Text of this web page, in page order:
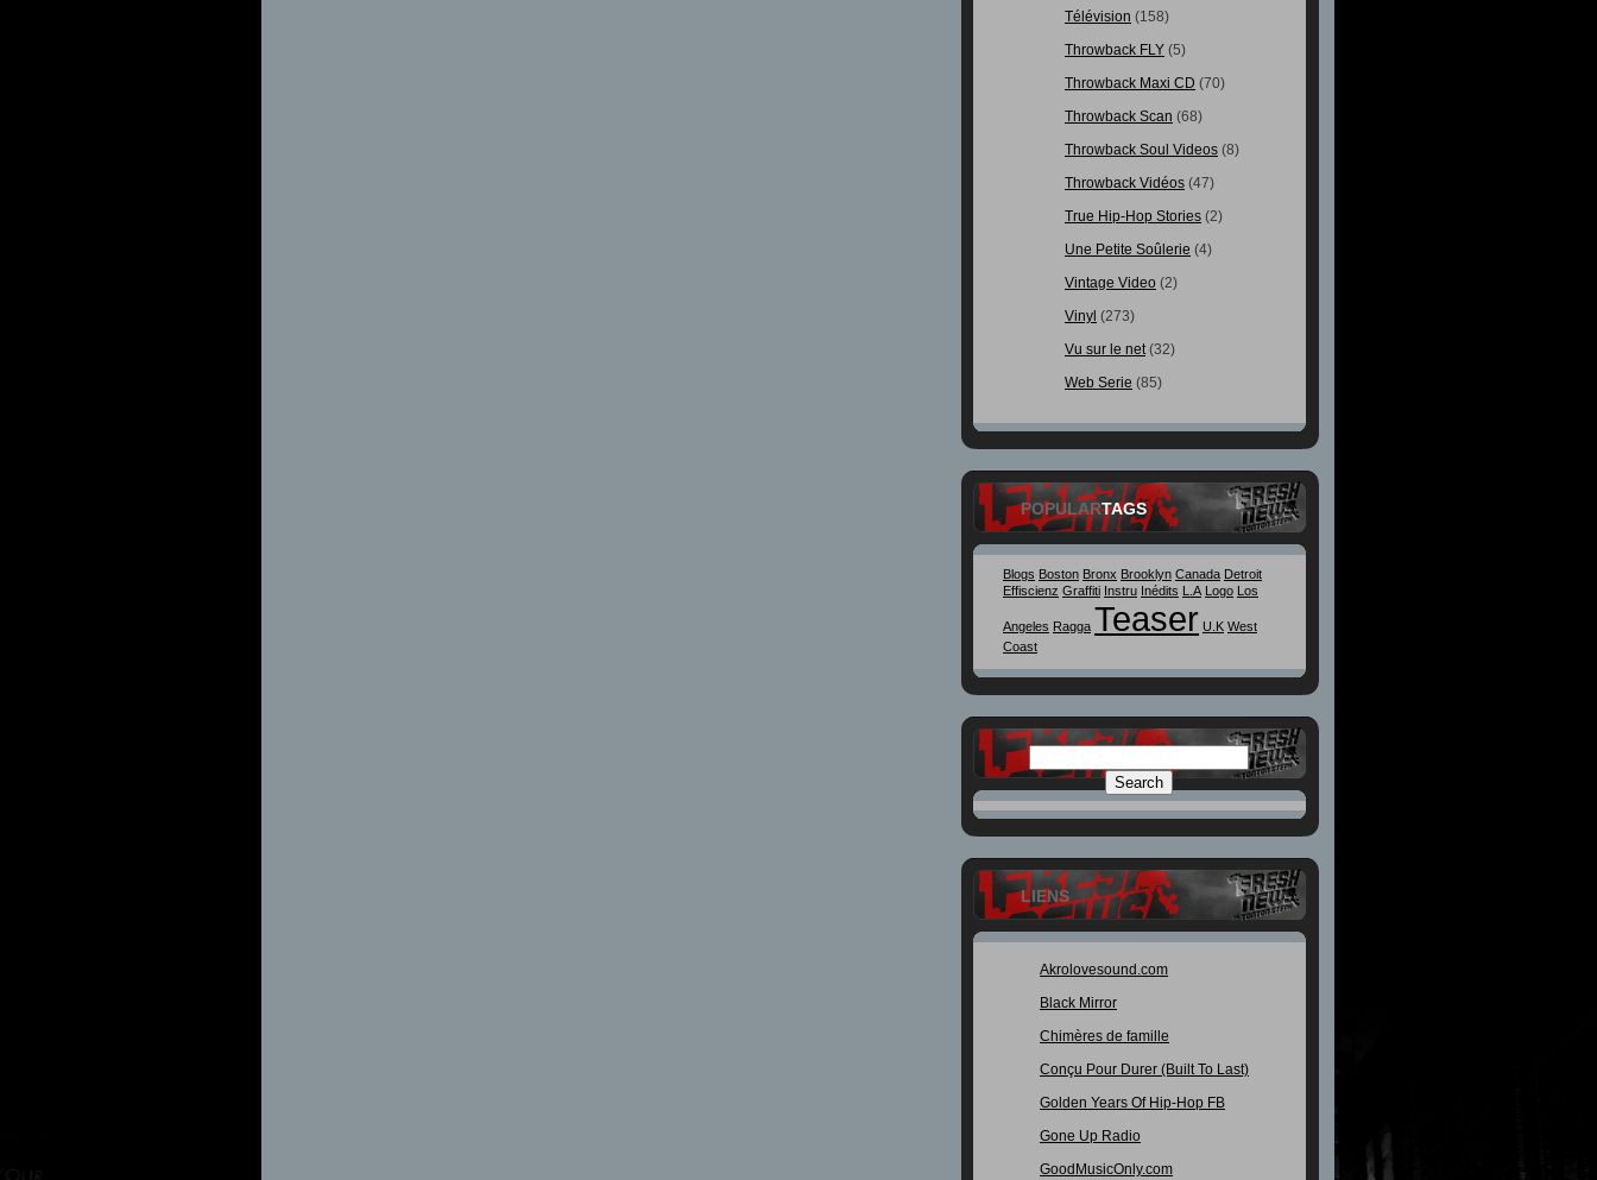
Télévision (158)
Throwback FLY (5)
Throwback Maxi CD (70)
Throwback Scan (68)
Throwback Soul Videos (8)
Throwback Vidéos (47)
True Hip-Hop Stories (2)
Une Petite Soûlerie (4)
Vintage Video (2)
Vinyl (273)
Vu sur le net(32)
Web Serie (85)
POPULARTAGS
Blogs Boston Bronx Brooklyn Canada Detroit
Effiscienz Graffiti Instru Inédits L.A Logo Los
Angeles Ragga Teaser U.K West
Coast
LIENS
Akrolovesound.com
Black Mirror
Chimères de famille
Conçu Pour Durer (Built To Last)
Golden Years Of Hip-Hop FB
Gone Up Radio
GoodMusicOnly.com